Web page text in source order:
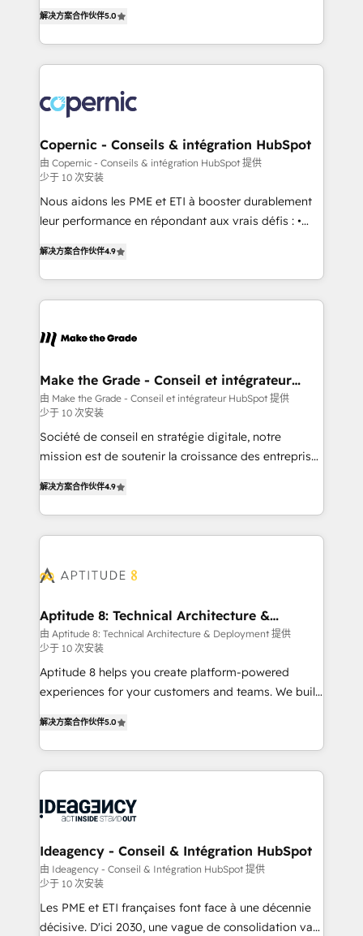
revenue process. Sales, marketing, and service wired
together. ➤ AI and Integrations: Layer Breeze AI,
rollouts, adoption coaching. Buying HubSpot,
switching to it, or reviving a stale portal? We are
revenue number. We do that by bridging the gap
where agencies fail: combining GTM strategy with
technical execution to solve the right problem at the
implement your CRM. We engineer revenue
outcomes for the GTM owner on HubSpot. We Build
Different Because We're Built Different: - Secure:
Soc2 compliant 🛡️ - Onboarding: Implementations
starting from $1,5k - Clay: Elite Studio Solutions
Partner 🤝 - Global: 75+ RPers across five continents
🌐 - Scale: Largest organically grown & fastest tiering
implementations than any other Partner 💻 -
Salesforce: We convert SFDC addicts to HubSpot
evangelists 🧡 Don't pick a marketing or technical
yours. Start winning.
解决方案合作伙伴5.0
Copernic - Conseils & intégration HubSpot
由 Copernic - Conseils & intégration HubSpot 提供
少于 10 次安装
Nous aidons les PME et ETI à booster durablement
leur performance en répondant aux vrais défis : •
téléphonie, etc.) • Alignement des équipes grâce à un
outil et des données partagées • Amélioration de la
collecte et de l’analyse des données pour des
de la productivité des équipes Notre équipe de 30
avec un engagement total, alignant processus
métiers et technologie, et guidant vos équipes à
travers le changement, tout en centrant vos objectifs
d’entreprise. Grâce à une méthodologie éprouvée
auprès de plus de 400 clients, nous comprenons
HubSpot dans votre organisation. Pour toute
question technique ou besoin de structuration de
votre projet HubSpot, contactez notre équipe pour
解决方案合作伙伴4.9
Make the Grade - Conseil et intégrateur
HubSpot
由 Make the Grade - Conseil et intégrateur HubSpot 提供
少于 10 次安装
Société de conseil en stratégie digitale, notre
mission est de soutenir la croissance des entreprises
l'intégration CRM et le développement des revenus
auprès de vos comptes existants. En France et à
l'international, nous travaillons avec des ETI
delà d’une simple transformation digitale et des
➤ L’intégration de CRM et de méthodologie RevOps
pour aligner les équipes marketing, commerciales et
support client (data migration, synchronisation API,
audit et maintenance) ➤ La création de sites internet
de conversion qui transforment les visiteurs en
stratégies d'acquisition marketing (SEO, SEA,
inbound, automatisation marketing, ABM, IA,
emailing) Informations clés : - 10 ans d'expérience -
experts conseil - 150 certifications HubSpot
解决方案合作伙伴4.9
Aptitude 8: Technical Architecture &
Deployment
由 Aptitude 8: Technical Architecture & Deployment 提供
少于 10 次安装
Aptitude 8 helps you create platform-powered
experiences for your customers and teams. We build
across your entire tech stack. Aptitude 8 is trusted
by top brands such as Lenovo, Bluetooth,
International Sports Sciences Association, SXSW,
Randstad, Uber Freight, and HubSpot itself. We have
partner and expertise across operational strategy,
business-first process building, system integration,
custom development, and extensibility. When you
work with Aptitude 8, you get a team – not an
individual – with embedded consulting, strategy,
解决方案合作伙伴5.0
Ideagency - Conseil & Intégration HubSpot
由 Ideagency - Conseil & Intégration HubSpot 提供
少于 10 次安装
Les PME et ETI françaises font face à une décennie
décisive. D'ici 2030, une vague de consolidation va